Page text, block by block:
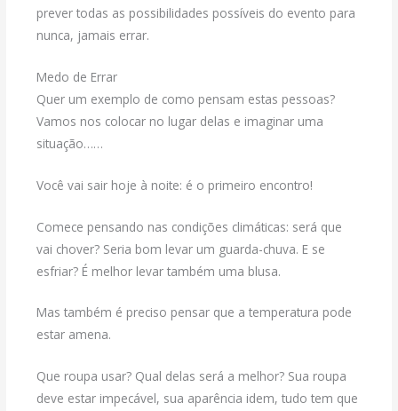
prever todas as possibilidades possíveis do evento para
nunca, jamais errar.
Medo de Errar
Quer um exemplo de como pensam estas pessoas?
Vamos nos colocar no lugar delas e imaginar uma
situação……
Você vai sair hoje à noite: é o primeiro encontro!
Comece pensando nas condições climáticas: será que
vai chover? Seria bom levar um guarda-chuva. E se
esfriar? É melhor levar também uma blusa.
Mas também é preciso pensar que a temperatura pode
estar amena.
Que roupa usar? Qual delas será a melhor? Sua roupa
deve estar impecável, sua aparência idem, tudo tem que